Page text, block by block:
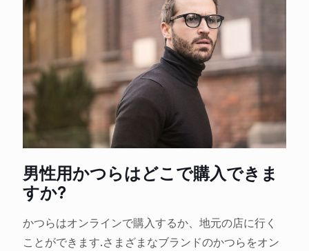
男性用かつらはどこで購入できま
すか?
かつらはオンラインで購入するか、地元の店に行く
ことができます.さまざまなブランドのかつらをオン